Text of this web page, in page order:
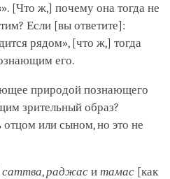
[Что ж,] почему она тогда не
Если [вы ответите]:
рядом», [что ж,] тогда
его.
природой познающего
зрительный образ?
или сыном, но это не
саттва, раджас и тамас [как